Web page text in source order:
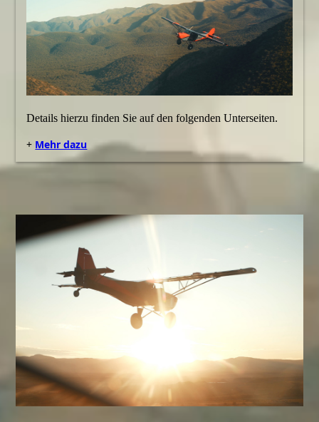
Details hierzu finden Sie auf den folgenden Unterseiten.
+ Mehr dazu